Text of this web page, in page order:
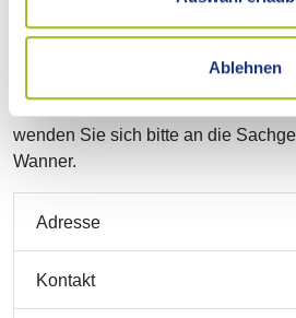
Ablehnen
"Betreuungsrecht". Sie enthält auch
Erstellung einer Vollmacht (siehe
wenden Sie sich bitte an die
Wanner.
Adresse
Kontakt